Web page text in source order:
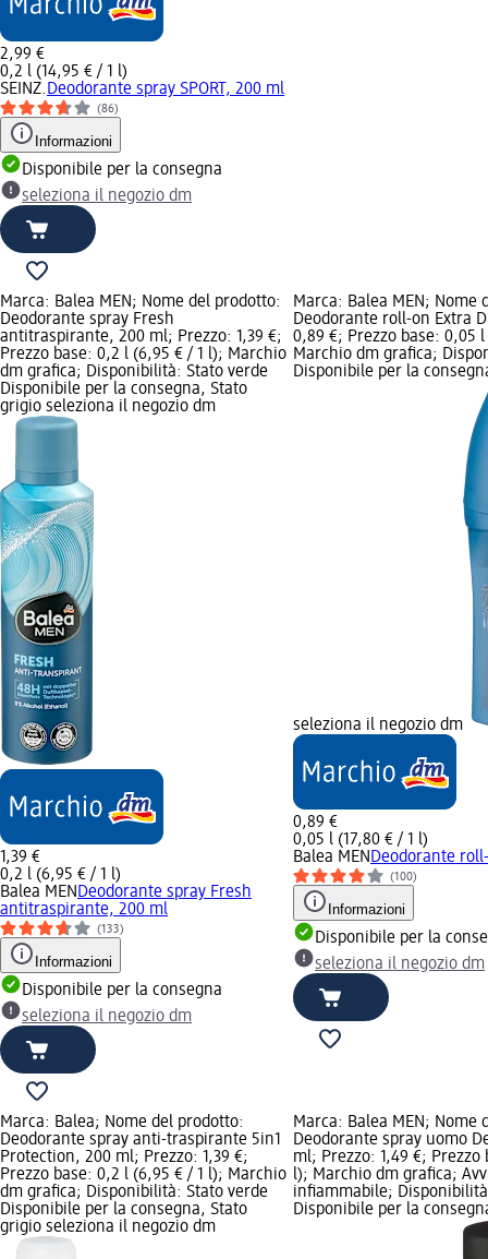
2,99 €
0,2 l (14,95 € / 1 l)
SEINZ. Deodorante spray SPORT, 200 ml
(86)
Informazioni
Disponibile per la consegna
seleziona il negozio dm
Marca: Balea MEN; Nome del prodotto:
Deodorante spray Fresh
antitraspirante, 200 ml; Prezzo: 1,39 €;
Prezzo base: 0,2 l (6,95 € / 1 l); Marchio
dm grafica; Disponibilità: Stato verde
Disponibile per la consegna, Stato
grigio seleziona il negozio dm
1,39 €
0,2 l (6,95 € / 1 l)
Balea MEN Deodorante spray Fresh
antitraspirante, 200 ml
(133)
Informazioni
Disponibile per la consegna
seleziona il negozio dm
Marca: Balea MEN; Nome
Deodorante roll-on Extra
0,89 €; Prezzo base: 0,05 l
Marchio dm grafica;
Disponibile per la
seleziona il negozio dm
0,89 €
0,05 l (17,80 € / 1 l)
Balea MEN Deodorante
(100)
Informazioni
Disponibile per la
seleziona il negozio dm
Marca: Balea; Nome del prodotto:
Deodorante spray anti-traspirante 5in1
Protection, 200 ml; Prezzo: 1,39 €;
Prezzo base: 0,2 l (6,95 € / 1 l); Marchio
dm grafica; Disponibilità: Stato verde
Disponibile per la consegna, Stato
grigio seleziona il negozio dm
Marca: Balea MEN; Nome
Deodorante spray uomo
ml; Prezzo: 1,49 €; Prezzo
l); Marchio dm grafica;
infiammabile;
Disponibile per la